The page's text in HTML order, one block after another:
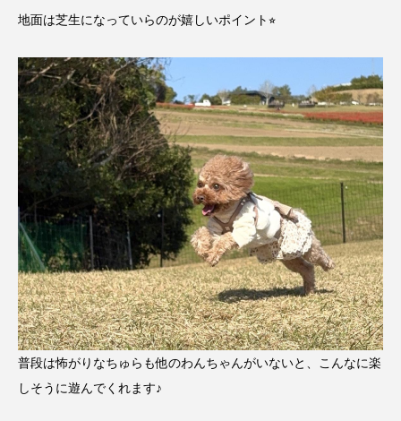
地面は芝生になっていらのが嬉しいポイント⭐︎
普段は怖がりなちゅらも他のわんちゃんがいないと、こんなに楽
しそうに遊んでくれます♪